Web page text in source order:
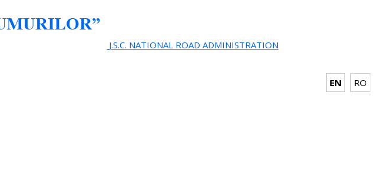
J.S.C. NATIONAL ROAD ADMINISTRATION
EN RO